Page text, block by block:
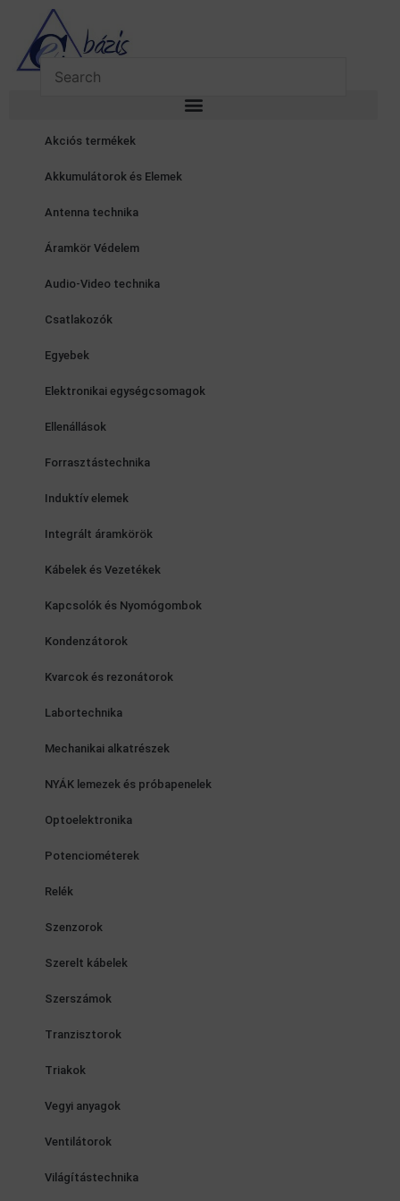
content
Akciós termékek
Akkumulátorok és Elemek
Antenna technika
Áramkör Védelem
Audio-Video technika
Csatlakozók
Egyebek
Elektronikai egységcsomagok
Ellenállások
Forrasztástechnika
Induktív elemek
Integrált áramkörök
Kábelek és Vezetékek
Kapcsolók és Nyomógombok
Kondenzátorok
Kvarcok és rezonátorok
Labortechnika
Mechanikai alkatrészek
NYÁK lemezek és próbapenelek
Optoelektronika
Potenciométerek
Relék
Szenzorok
Szerelt kábelek
Szerszámok
Tranzisztorok
Triakok
Vegyi anyagok
Ventilátorok
Világítástechnika